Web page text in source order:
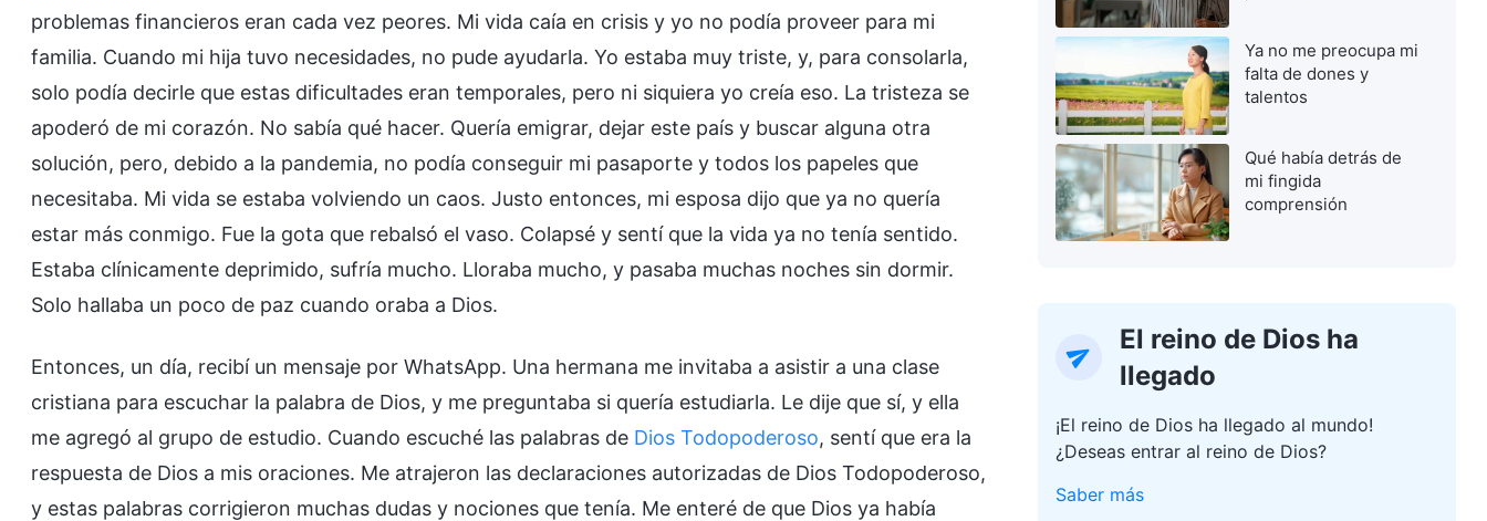
problemas financieros eran cada vez peores. Mi vida caía en crisis y yo no podía proveer para mi
familia. Cuando mi hija tuvo necesidades, no pude ayudarla. Yo estaba muy triste, y, para consolarla,
solo podía decirle que estas dificultades eran temporales, pero ni siquiera yo creía eso. La tristeza se
apoderó de mi corazón. No sabía qué hacer. Quería emigrar, dejar este país y buscar alguna otra
solución, pero, debido a la pandemia, no podía conseguir mi pasaporte y todos los papeles que
necesitaba. Mi vida se estaba volviendo un caos. Justo entonces, mi esposa dijo que ya no quería
estar más conmigo. Fue la gota que rebalsó el vaso. Colapsé y sentí que la vida ya no tenía sentido.
Estaba clínicamente deprimido, sufría mucho. Lloraba mucho, y pasaba muchas noches sin dormir.
Solo hallaba un poco de paz cuando oraba a Dios.
Entonces, un día, recibí un mensaje por WhatsApp. Una hermana me invitaba a asistir a una clase
cristiana para escuchar la palabra de Dios, y me preguntaba si quería estudiarla. Le dije que sí, y ella
me agregó al grupo de estudio. Cuando escuché las palabras de Dios Todopoderoso, sentí que era la
respuesta de Dios a mis oraciones. Me atrajeron las declaraciones autorizadas de Dios Todopoderoso,
y estas palabras corrigieron muchas dudas y nociones que tenía. Me enteré de que Dios ya había
Ya no me preocupa mi
falta de dones y
talentos
Qué había detrás de
mi fingida
comprensión
El reino de Dios ha
llegado
¡El reino de Dios ha llegado al mundo!
¿Deseas entrar al reino de Dios?
Saber más